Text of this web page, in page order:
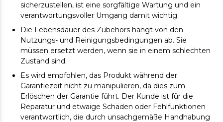
sicherzustellen, ist eine sorgfältige Wartung und ein
verantwortungsvoller Umgang damit wichtig.
Die Lebensdauer des Zubehörs hängt von den
Nutzungs- und Reinigungsbedingungen ab. Sie
müssen ersetzt werden, wenn sie in einem schlechten
Zustand sind.
Es wird empfohlen, das Produkt während der
Garantiezeit nicht zu manipulieren, da dies zum
Erlöschen der Garantie führt. Der Kunde ist für die
Reparatur und etwaige Schäden oder Fehlfunktionen
verantwortlich, die durch unsachgemäße Handhabung